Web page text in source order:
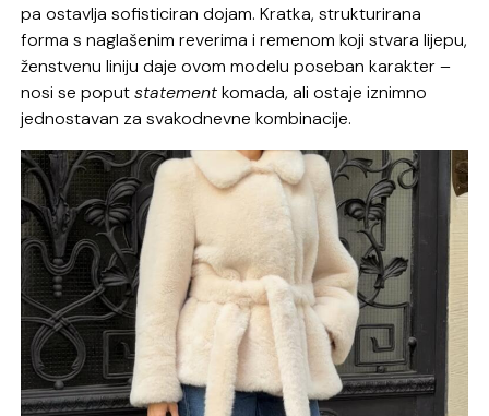
pa ostavlja sofisticiran dojam. Kratka, strukturirana
forma s naglašenim reverima i remenom koji stvara lijepu,
ženstvenu liniju daje ovom modelu poseban karakter –
nosi se poputstatementkomada, ali ostaje iznimno
jednostavan za svakodnevne kombinacije.